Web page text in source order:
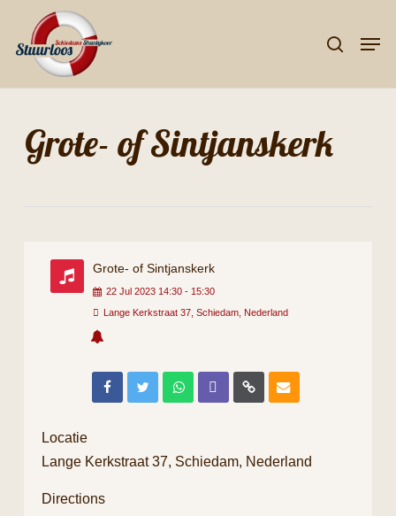
content
search
Grote- of Sintjanskerk
Grote- of Sintjanskerk
22 Jul 2023 14:30- 15:30
Lange Kerkstraat 37, Schiedam, Nederland
Locatie
Lange Kerkstraat 37, Schiedam, Nederland
Directions
Close